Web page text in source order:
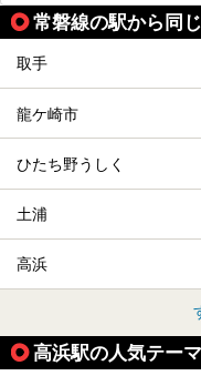
ービスやイ
※2024年の紅
常磐線の駅から同
取手
龍ケ崎市
ひたち野うしく
土浦
高浜
高浜駅の人気テー